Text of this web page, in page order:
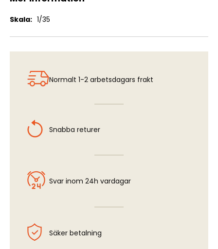
Mer
1/35
Normalt 1-2 arbetsdagars frakt
Snabba returer
Svar inom 24h vardagar
Säker betalning